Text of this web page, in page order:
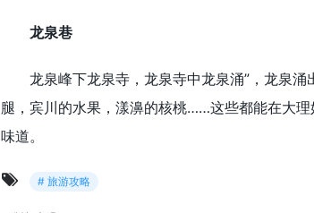
龙泉巷
龙泉峰下龙泉寺，龙泉寺中龙泉涌”，龙泉涌
腿，宾川的水果，漾濞的核桃……这些都能在大
味道。
# 旅游攻略